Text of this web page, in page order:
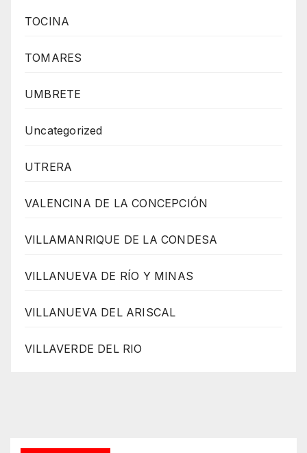
TOCINA
TOMARES
UMBRETE
Uncategorized
UTRERA
VALENCINA DE LA CONCEPCIÓN
VILLAMANRIQUE DE LA CONDESA
VILLANUEVA DE RÍO Y MINAS
VILLANUEVA DEL ARISCAL
VILLAVERDE DEL RIO